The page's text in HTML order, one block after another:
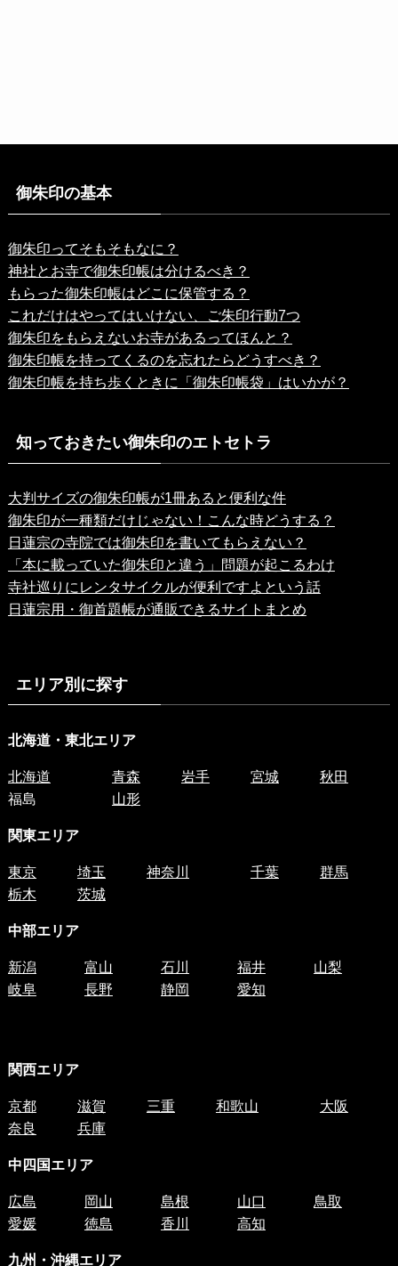
御朱印の基本
御朱印ってそもそもなに？
神社とお寺で御朱印帳は分けるべき？
もらった御朱印帳はどこに保管する？
これだけはやってはいけない、ご朱印行動7つ
御朱印をもらえないお寺があるってほんと？
御朱印帳を持ってくるのを忘れたらどうすべき？
御朱印帳を持ち歩くときに「御朱印帳袋」はいかが？
知っておきたい御朱印のエトセトラ
大判サイズの御朱印帳が1冊あると便利な件
御朱印が一種類だけじゃない！こんな時どうする？
日蓮宗の寺院では御朱印を書いてもらえない？
「本に載っていた御朱印と違う」問題が起こるわけ
寺社巡りにレンタサイクルが便利ですよという話
日蓮宗用・御首題帳が通販できるサイトまとめ
エリア別に探す
北海道・東北エリア
北海道 青森 岩手 宮城
秋田
福島
山形
関東エリア
東京 埼玉 神奈川 千葉
群馬
栃木
茨城
中部エリア
新潟 富山 石川 福井
山梨
岐阜
長野 静岡 愛知
関西エリア
京都 滋賀 三重 和歌山
大阪
奈良
兵庫
中四国エリア
広島 岡山 島根 山口
鳥取
愛媛
徳島 香川 高知
九州・沖縄エリア